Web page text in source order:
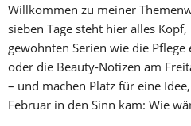
Willkommen zu meiner
sieben Tage steht hier alles
gewohnten Serien wie die
oder die Beauty-Notizen am
– und machen Platz für eine
Februar in den Sinn kam: Wie